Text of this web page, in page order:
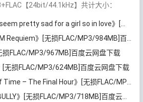
【24bit/44.1kHz】共计大小：
for a girl so in love》[无损FLAC/MP3/745MB]百度云网盘下载
》[无损FLAC/MP3/984MB]百度云网盘下载
损FLAC/MP3/967MB]百度云网盘下载
[无损FLAC/MP3/624MB]百度云网盘下载
Final Hour》[无损FLAC/MP3/870MB]百度云网盘下载
》[无损FLAC/MP3/718MB]百度云网盘下载